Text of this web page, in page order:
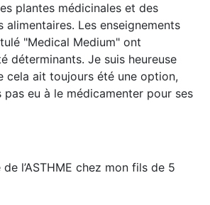
plantes médicinales et des
alimentaires. Les enseignements
"Medical Medium" ont
déterminants. Je suis heureuse
cela ait toujours été une option,
pas eu à le médicamenter pour ses
l’ASTHME chez mon fils de 5